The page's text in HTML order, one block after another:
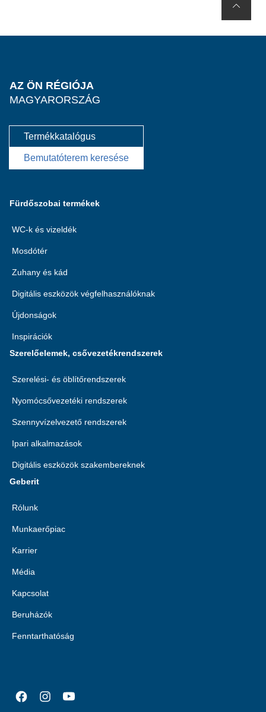
AZ ÖN RÉGIÓJA
MAGYARORSZÁG
Termékkatalógus
Bemutatóterem keresése
Fürdőszobai termékek
WC-k és vizeldék
Mosdótér
Zuhany és kád
Digitális eszközök végfelhasználóknak
Újdonságok
Inspirációk
Szerelőelemek, csővezetékrendszerek
Szerelési- és öblítőrendszerek
Nyomócsővezetéki rendszerek
Szennyvízelvezető rendszerek
Ipari alkalmazások
Digitális eszközök szakembereknek
Geberit
Rólunk
Munkaerőpiac
Karrier
Média
Kapcsolat
Beruházók
Fenntarthatóság